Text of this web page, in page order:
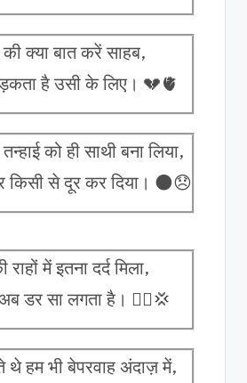
क्या बात करें साहब,
है उसी के लिए। 💔🫀
को ही साथी बना लिया,
किसी से दूर कर दिया। 🌑😞
राहों में इतना दर्द मिला,
डर सा लगता है। 🚶‍♂️💢
थे हम भी बेपरवाह अंदाज़ में,